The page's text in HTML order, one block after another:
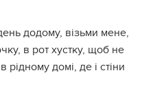
додому, візьми мене,
в рот хустку, щоб не
рідному домі, де і стіни